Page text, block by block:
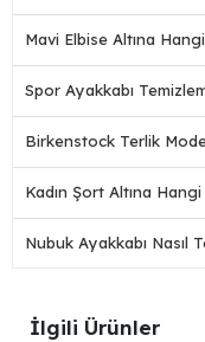
Mavi Elbise Altına
Spor Ayakkabı
Birkenstock Terlik
Kadın Şort Altına
Nubuk Ayakkabı Nasıl
İlgili Ürünler